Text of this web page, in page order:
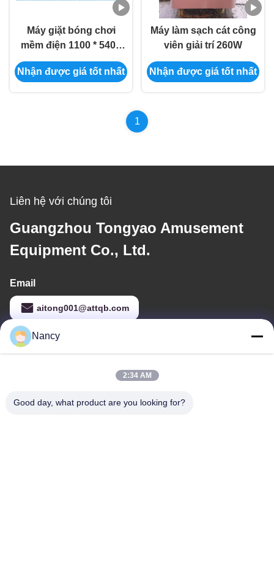
Máy giặt bóng chơi
mềm điện 1100 * 540 *
860mm Máy giặt hồ bơi
bóng đa chức năng
Nhận được giá tốt nhất
Máy làm sạch cát công
viên giải trí 260W
Nhận được giá tốt nhất
1
Liên hệ với chúng tôi
Guangzhou Tongyao Amusement
Equipment Co., Ltd.
Email
aitong001@attqb.com
Địa chỉ của tôi
phố Quảng Châu, tỉnh Quảng Đông, Trung Quốc
Nancy
2:34 AM
Good day, what product are you looking for?